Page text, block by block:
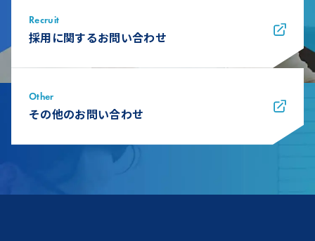
Recruit
採用に関するお問い合わせ
Other
その他のお問い合わせ